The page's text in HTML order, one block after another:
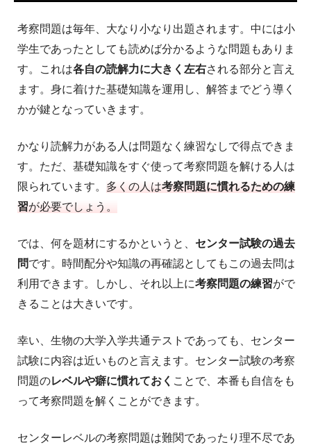
考察問題は毎年、大なり小なり出題されます。中には小
学生であったとしても読めば分かるような問題もありま
す。これは各自の読解力に大きく左右される部分と言え
ます。身に着けた基礎知識を運用し、解答までどう導く
かが鍵となっていきます。
かなり読解力がある人は問題なく練習なしで得点できま
す。ただ、基礎知識をすぐ使って考察問題を解ける人は
限られています。 多くの人は考察問題に慣れるための練
習が必要でしょう。
では、何を題材にするかというと、 センター試験の過去
問です。時間配分や知識の再確認としてもこの過去問は
利用できます。しかし、それ以上に考察問題の練習がで
きることは大きいです。
幸い、生物の大学入学共通テストであっても、センター
試験に内容は近いものと言えます。センター試験の考察
問題のレベルや癖に慣れておく ことで、本番も自信をも
って考察問題を解くことができます。
センターレベルの考察問題は難関であったり理不尽であ